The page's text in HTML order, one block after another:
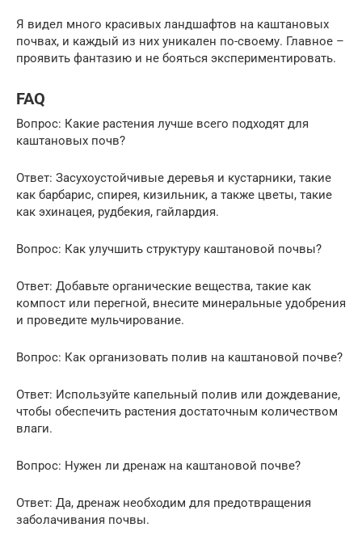
Я видел много красивых ландшафтов на каштановых
почвах, и каждый из них уникален по-своему. Главное –
проявить фантазию и не бояться экспериментировать.
FAQ
Вопрос: Какие растения лучше всего подходят для
каштановых почв?
Ответ: Засухоустойчивые деревья и кустарники, такие
как барбарис, спирея, кизильник, а также цветы, такие
как эхинацея, рудбекия, гайлардия.
Вопрос: Как улучшить структуру каштановой почвы?
Ответ: Добавьте органические вещества, такие как
компост или перегной, внесите минеральные удобрения
и проведите мульчирование.
Вопрос: Как организовать полив на каштановой почве?
Ответ: Используйте капельный полив или дождевание,
чтобы обеспечить растения достаточным количеством
влаги.
Вопрос: Нужен ли дренаж на каштановой почве?
Ответ: Да, дренаж необходим для предотвращения
заболачивания почвы.